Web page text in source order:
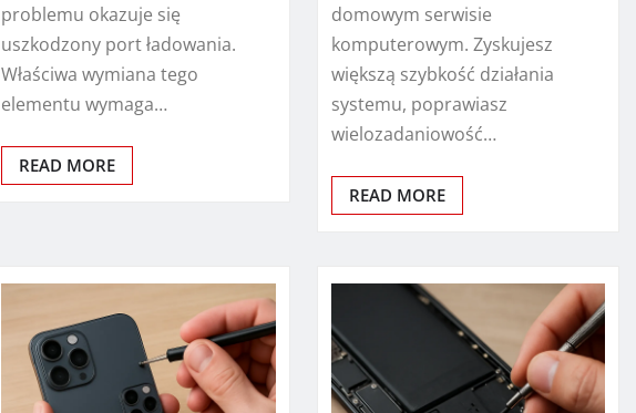
problemu okazuje się
uszkodzony port ładowania.
Właściwa wymiana tego
elementu wymaga…
READ MORE
domowym serwisie
komputerowym. Zyskujesz
większą szybkość działania
systemu, poprawiasz
wielozadaniowość…
READ MORE